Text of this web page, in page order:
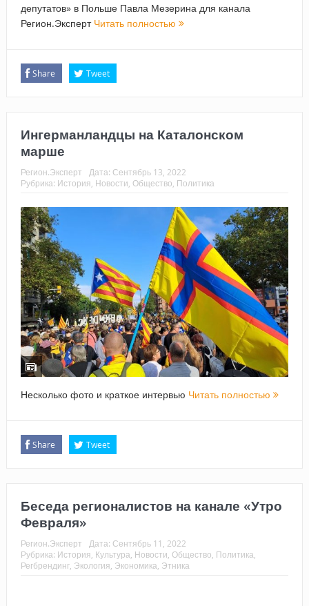
депутатов» в Польше Павла Мезерина для канала
Регион.Эксперт Читать полностью
Share Tweet
Ингерманландцы на Каталонском
марше
Регион.Эксперт Дата: Сентябрь 13, 2022
Рубрика: История Новости Общество Политика
Несколько фото и краткое интервью Читать полностью
Share Tweet
Беседа регионалистов на канале «Утро
Февраля»
Регион.Эксперт Дата: Сентябрь 11, 2022
Рубрика: История, Культура, Новости, Общество, Политика,
Регбрендинг, Экология, Экономика, Этника